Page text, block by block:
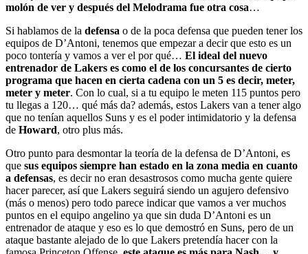
molón de ver y después del Melodrama fue otra cosa…
Si hablamos de la defensa o de la poca defensa que pueden tener los
equipos de D’Antoni, tenemos que empezar a decir que esto es un
poco tontería y vamos a ver el por qué… El ideal del nuevo
entrenador de Lakers es como el de los concursantes de cierto
programa que hacen en cierta cadena con un 5 es decir, meter,
meter y meter. Con lo cual, si a tu equipo le meten 115 puntos pero
tu llegas a 120… qué más da? además, estos Lakers van a tener algo
que no tenían aquellos Suns y es el poder intimidatorio y la defensa
de Howard, otro plus más.
Otro punto para desmontar la teoría de la defensa de D’Antoni, es
que sus equipos siempre han estado en la zona media en cuanto
a defensas, es decir no eran desastrosos como mucha gente quiere
hacer parecer, así que Lakers seguirá siendo un agujero defensivo
(más o menos) pero todo parece indicar que vamos a ver muchos
puntos en el equipo angelino ya que sin duda D’Antoni es un
entrenador de ataque y eso es lo que demostró en Suns, pero de un
ataque bastante alejado de lo que Lakers pretendía hacer con la